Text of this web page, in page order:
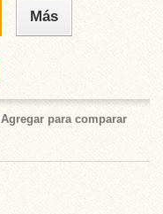
Más
Agregar para comparar